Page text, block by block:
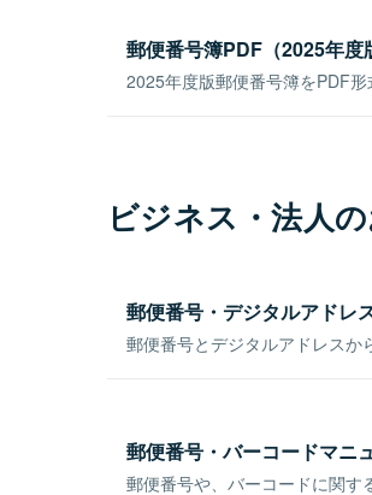
郵便番号簿PDF（2025年度
2025年度版郵便番号簿をPDF形
ビジネス・法人
郵便番号・デジタルアドレ
郵便番号とデジタルアドレスか
郵便番号・バーコードマニ
郵便番号や、バーコードに関す